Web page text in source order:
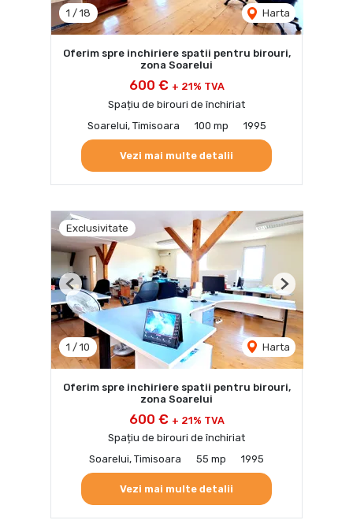
1 / 18 Harta
Oferim spre inchiriere spatii pentru birouri,
zona Soarelui
600 € + 21% TVA
Spațiu de birouri de închiriat
Soarelui, Timisoara
100 mp 1995
Vezi mai multe detalii
Exclusivitate
1 / 10 Harta
Previous Next
Oferim spre inchiriere spatii pentru birouri,
zona Soarelui
600 € + 21% TVA
Spațiu de birouri de închiriat
Soarelui, Timisoara
55 mp 1995
Vezi mai multe detalii